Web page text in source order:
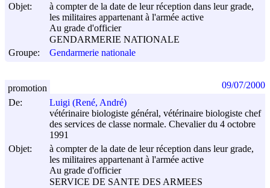
Objet:
à compter de la date de leur réception dans leur grade,
les militaires appartenant à l'armée active
Au grade d'officier
GENDARMERIE NATIONALE
Groupe:
Gendarmerie nationale
De:
Luigi (René, André)
vétérinaire biologiste général, vétérinaire biologiste chef
des services de classe normale. Chevalier du 4 octobre
1991
Objet:
à compter de la date de leur réception dans leur grade,
les militaires appartenant à l'armée active
Au grade d'officier
SERVICE DE SANTE DES ARMEES
promotion 09/07/2000